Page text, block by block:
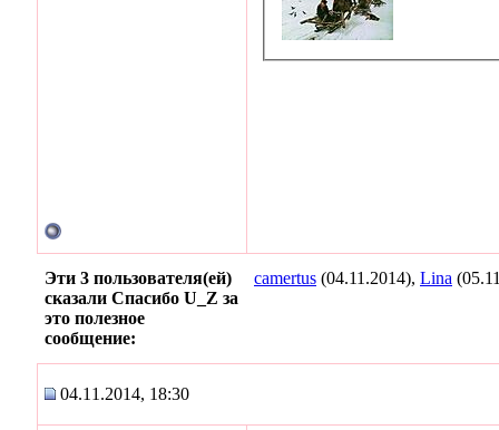
Эти 3 пользователя(ей)
сказали Спасибо U_Z за
это полезное
сообщение:
camertus (04.11.2014), Lina
04.11.2014, 18:30